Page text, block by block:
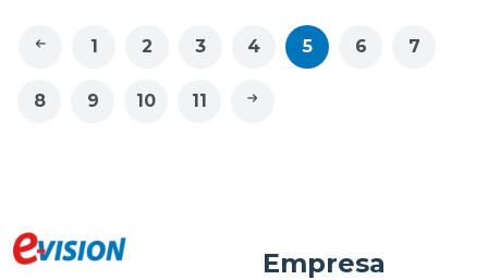
1 2 3 4 5 6 7
8 9 10 11
Empresa